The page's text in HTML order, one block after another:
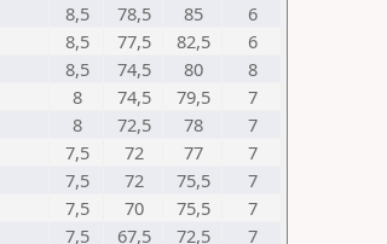
8,5 78,5 85
6
8,5 77,5 82,5
6
8,5 74,5 80
8
8 74,5 79,5
7
8 72,5 78
7
7,5 72 77
7
7,5 72 75,5
7
7,5 70 75,5
7
7,5 67,5 72,5
7